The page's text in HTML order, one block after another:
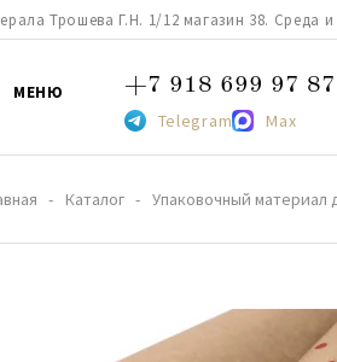
Трошева Г.Н. 1/12 магазин 38. Среда
МЕНЮ +7 918 699 97 87
Telegram Max
Каталог Упаковочный материал